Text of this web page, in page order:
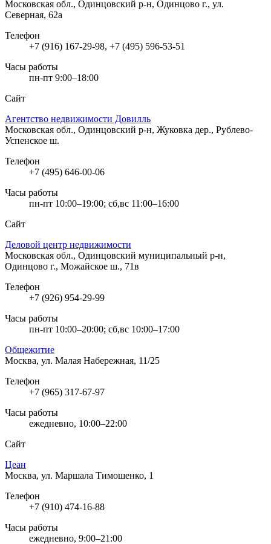
Московская обл., Одинцовский р-н, Одинцово г., ул.
Северная, 62а
Телефон
+7 (916) 167-29-98, +7 (495) 596-53-51
Часы работы
пн-пт 9:00–18:00
Сайт
Агентство недвижимости Довилль
Московская обл., Одинцовский р-н, Жуковка дер., Рублево-
Успенское ш.
Телефон
+7 (495) 646-00-06
Часы работы
пн-пт 10:00–19:00; сб,вс 11:00–16:00
Сайт
Деловой центр недвижимости
Московская обл., Одинцовский муниципальный р-н,
Одинцово г., Можайское ш., 71в
Телефон
+7 (926) 954-29-99
Часы работы
пн-пт 10:00–20:00; сб,вс 10:00–17:00
Общежитие
Москва, ул. Малая Набережная, 11/25
Телефон
+7 (965) 317-67-97
Часы работы
ежедневно, 10:00–22:00
Сайт
Цеан
Москва, ул. Маршала Тимошенко, 1
Телефон
+7 (910) 474-16-88
Часы работы
ежедневно, 9:00–21:00